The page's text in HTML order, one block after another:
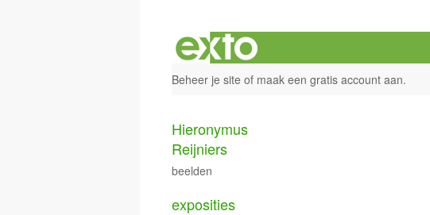
Beheer je site of maak een gratis account aan.
Hieronymus
Reijniers
beelden
exposities